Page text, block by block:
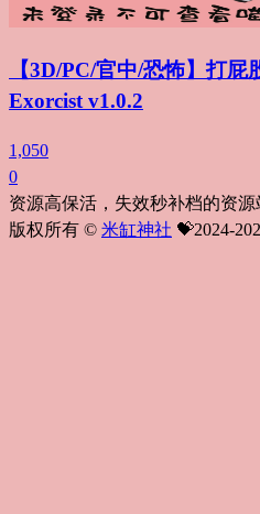
【3D/PC/官中/恐怖】打
Exorcist v1.0.2
1,050
0
资源高保活，失效秒补档的资源
版权所有 © 米缸神社 💝2024-